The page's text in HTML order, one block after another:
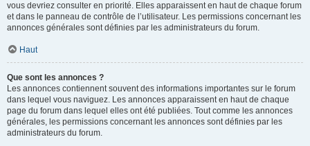
vous devriez consulter en priorité. Elles apparaissent en haut de chaque forum
et dans le panneau de contrôle de l’utilisateur. Les permissions concernant les
annonces générales sont définies par les administrateurs du forum.
Haut
Que sont les annonces ?
Les annonces contiennent souvent des informations importantes sur le forum
dans lequel vous naviguez. Les annonces apparaissent en haut de chaque
page du forum dans lequel elles ont été publiées. Tout comme les annonces
générales, les permissions concernant les annonces sont définies par les
administrateurs du forum.